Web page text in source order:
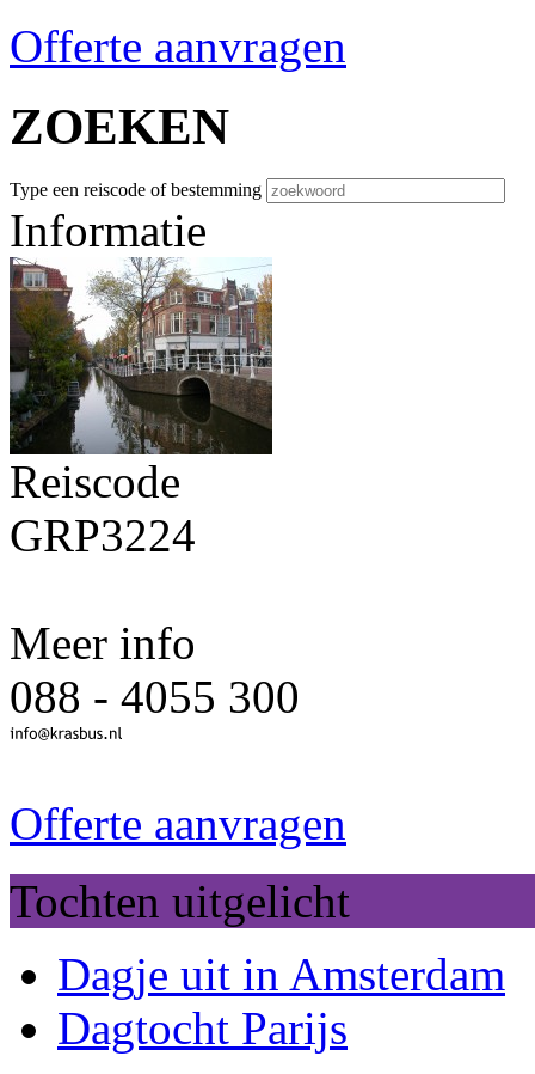
Offerte aanvragen
ZOEKEN
Type een reiscode of bestemming
Informatie
Reiscode
GRP3224
Meer info
088 - 4055 300
Offerte aanvragen
Tochten uitgelicht
Dagje uit in Amsterdam
Dagtocht Parijs